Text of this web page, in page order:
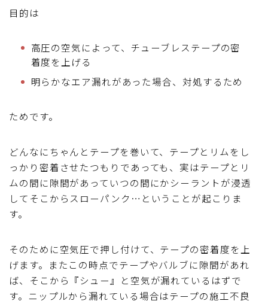
目的は
高圧の空気によって、チューブレステープの密
着度を上げる
明らかなエア漏れがあった場合、対処するため
ためです。
どんなにちゃんとテープを巻いて、テープとリムをし
っかり密着させたつもりであっても、実はテープとリ
ムの間に隙間があっていつの間にかシーラントが浸透
してそこからスローパンク…ということが起こりま
す。
そのために空気圧で押し付けて、テープの密着度を上
げます。またこの時点でテープやバルブに隙間があれ
ば、そこから『シュー』と空気が漏れているはずで
す。ニップルから漏れている場合はテープの施工不良